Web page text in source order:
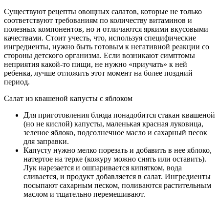
Существуют рецепты овощных салатов, которые не только
соответствуют требованиям по количеству витаминов и
полезных компонентов, но и отличаются яркими вкусовыми
качествами. Стоит учесть, что, используя специфические
ингредиенты, нужно быть готовым к негативной реакции со
стороны детского организма. Если возникают симптомы
неприятия какой-то пищи, не нужно «приучать» к ней
ребенка, лучше отложить этот момент на более поздний
период.
Салат из квашеной капусты с яблоком
Для приготовления блюда понадобится стакан квашеной
(но не кислой) капусты, маленькая красная луковица,
зеленое яблоко, подсолнечное масло и сахарный песок
для заправки.
Капусту нужно мелко порезать и добавить в нее яблоко,
натертое на терке (кожуру можно снять или оставить).
Лук нарезается и ошпаривается кипятком, вода
сливается, и продукт добавляется в салат. Ингредиенты
посыпают сахарным песком, поливаются растительным
маслом и тщательно перемешивают.